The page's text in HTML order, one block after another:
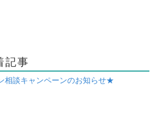
記事
談キャンペーンのお知らせ★